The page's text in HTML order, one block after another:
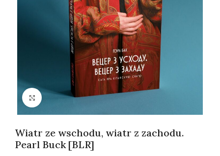
Kliknij, aby powiększyć
Wiatr ze wschodu, wiatr z zachodu.
Pearl Buck [BLR]